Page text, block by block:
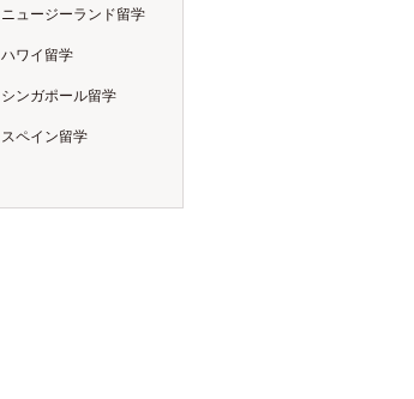
ニュージーランド留学
ハワイ留学
シンガポール留学
スペイン留学